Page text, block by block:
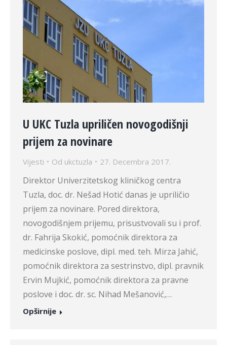
U UKC Tuzla upriličen novogodišnji
prijem za novinare
Vijesti Od ukctuzla 27. Decembra 2017.
Direktor Univerzitetskog kliničkog centra
Tuzla, doc. dr. Nešad Hotić danas je upriličio
prijem za novinare. Pored direktora,
novogodišnjem prijemu, prisustvovali su i prof.
dr. Fahrija Skokić, pomoćnik direktora za
medicinske poslove, dipl. med. teh. Mirza Jahić,
pomoćnik direktora za sestrinstvo, dipl. pravnik
Ervin Mujkić, pomoćnik direktora za pravne
poslove i doc. dr. sc. Nihad Mešanović,…
Opširnije